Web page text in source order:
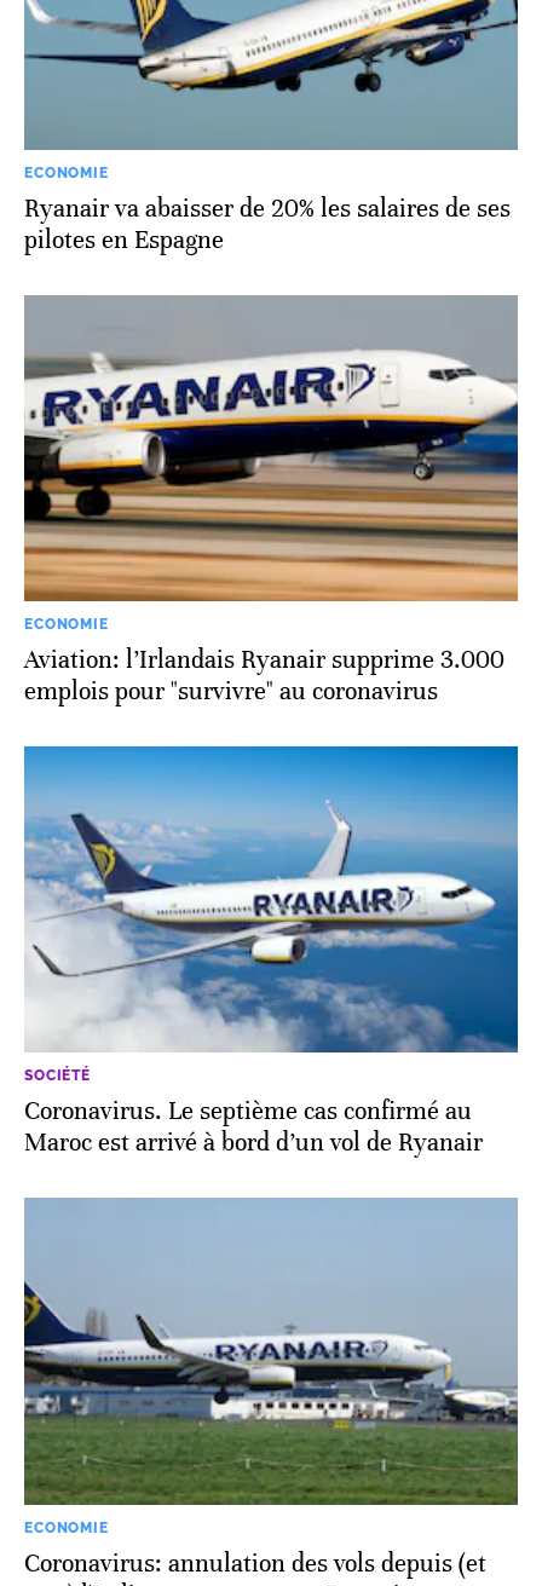
ECONOMIE
Ryanair va abaisser de 20% les salaires de ses
pilotes en Espagne
ECONOMIE
Aviation: l’Irlandais Ryanair supprime 3.000
emplois pour "survivre" au coronavirus
SOCIÉTÉ
Coronavirus. Le septième cas confirmé au
Maroc est arrivé à bord d’un vol de Ryanair
ECONOMIE
Coronavirus: annulation des vols depuis (et